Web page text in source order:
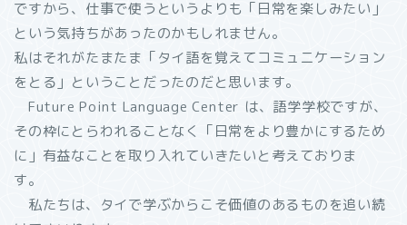
ですから、仕事で使うというよりも「日常を楽しみたい」
という気持ちがあったのかもしれません。
私はそれがたまたま「タイ語を覚えてコミュニケーション
をとる」ということだったのだと思います。
Future Point Language Center は、語学学校ですが、
その枠にとらわれることなく「日常をより豊かにするため
に」有益なことを取り入れていきたいと考えておりま
す。
私たちは、タイで学ぶからこそ価値のあるものを追い続